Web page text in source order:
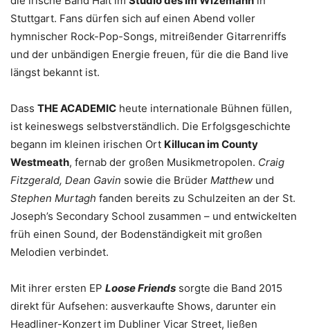
Stuttgart. Fans dürfen sich auf einen Abend voller
hymnischer Rock-Pop-Songs, mitreißender Gitarrenriffs
und der unbändigen Energie freuen, für die die Band live
längst bekannt ist.
Dass THE ACADEMIC heute internationale Bühnen füllen,
ist keineswegs selbstverständlich. Die Erfolgsgeschichte
begann im kleinen irischen Ort Killucan im County
Westmeath, fernab der großen Musikmetropolen. Craig
Fitzgerald, Dean Gavin sowie die Brüder Matthew und
Stephen Murtagh fanden bereits zu Schulzeiten an der St.
Joseph’s Secondary School zusammen – und entwickelten
früh einen Sound, der Bodenständigkeit mit großen
Melodien verbindet.
Mit ihrer ersten EP Loose Friends sorgte die Band 2015
direkt für Aufsehen: ausverkaufte Shows, darunter ein
Headliner-Konzert im Dubliner Vicar Street, ließen